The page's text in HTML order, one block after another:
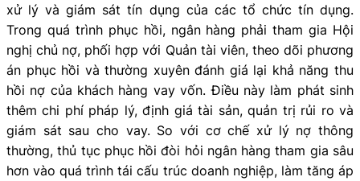
xử lý và giám sát tín dụng của các tổ chức tín dụng.
Trong quá trình phục hồi, ngân hàng phải tham gia Hội
nghị chủ nợ, phối hợp với Quản tài viên, theo dõi phương
án phục hồi và thường xuyên đánh giá lại khả năng thu
hồi nợ của khách hàng vay vốn. Điều này làm phát sinh
thêm chi phí pháp lý, định giá tài sản, quản trị rủi ro và
giám sát sau cho vay. So với cơ chế xử lý nợ thông
thường, thủ tục phục hồi đòi hỏi ngân hàng tham gia sâu
hơn vào quá trình tái cấu trúc doanh nghiệp, làm tăng áp